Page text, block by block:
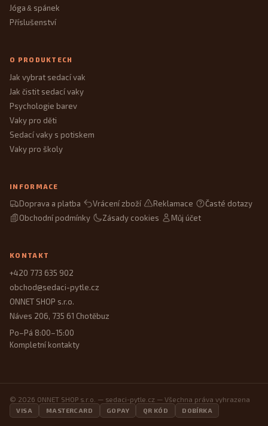
Jóga&spánek
Příslušenství
O PRODUKTECH
Jak vybrat sedací vak
Jak čistit sedací vaky
Psychologie barev
Vaky pro děti
Sedací vaky s potiskem
Vaky pro školy
INFORMACE
Doprava a platba Vrácení zboží Reklamace
Časté dotazy
Obchodní podmínky
Zásady cookies Můj účet
KONTAKT
+420 773 635 902
obchod@sedaci-pytle.cz
ONNET SHOP s.r.o.
Náves 206, 735 61 Chotěbuz
Po–Pá 8:00–15:00
Kompletní kontakty
© 2026 ONNET SHOP s.r.o. — sedaci-pytle.cz — Všechna práva vyhrazena
VISA MASTERCARD GOPAY QR KÓD DOBÍRKA